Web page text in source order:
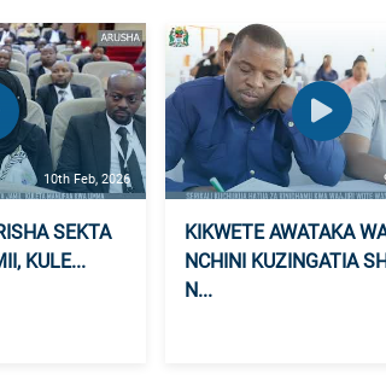
10th Feb, 2026
SEKTA
KULE...
KIKWETE AWATAKA
NCHINI KUZINGATIA
N...